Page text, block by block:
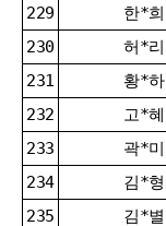
229
한*희
230
허*리
231
황*하
232
고*혜
233
곽*미
234
김*형
235
김*별